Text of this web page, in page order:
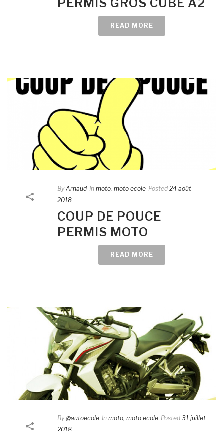
READ MORE
By Arnaud In moto, moto ecole Posted 24 août
2018
COUP DE POUCE
PERMIS MOTO
READ MORE
By @autoecole In moto moto ecole Posted 31 juillet